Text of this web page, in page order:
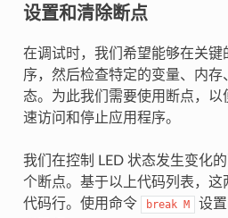
设置和清除断点
在调试时，我们希望能够在关键
序，然后检查特定的变量、内
态。为此我们需要使用断点，
速访问和停止应用程序。
我们在控制 LED 状态发生变化
个断点。基于以上代码列表，这
代码行。使用命令
break M
设